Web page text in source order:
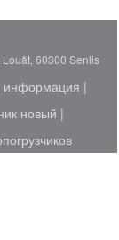
60300 Senlis
информация |
новый |